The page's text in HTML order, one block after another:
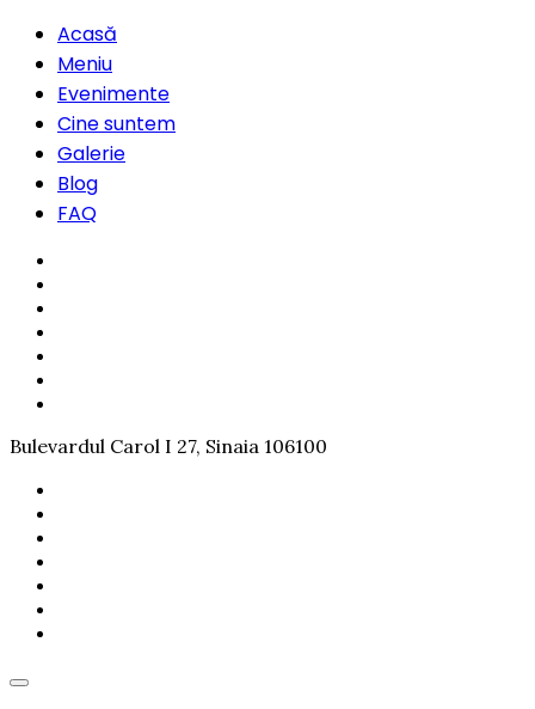
Acasă
Meniu
Evenimente
Cine suntem
Galerie
Blog
FAQ
Bulevardul Carol I 27, Sinaia 106100